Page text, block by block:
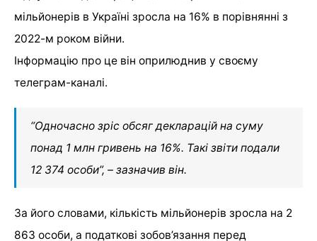
мільйонерів в Україні зросла на 16% в порівнянні з
2022-м роком війни.
Інформацію про це він оприлюднив у своєму
телеграм-каналі.
“Одночасно зріс обсяг декларацій на суму
понад 1 млн гривень на 16%. Такі звіти подали
12 374 особи”, – зазначив він.
За його словами, кількість мільйонерів зросла на 2
863 особи, а податкові зобов’язання перед